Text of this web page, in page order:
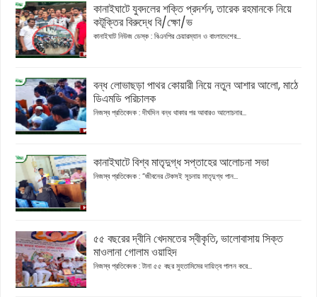
কানাইঘাটে যুবদলের শক্তি প্রদর্শন, তারেক রহমানকে নিয়ে
কটূক্তির বিরুদ্ধে বি/ক্ষো/ভ
কানাইঘাট নিউজ ডেস্ক : বিএনপির চেয়ারম্যান ও বাংলাদেশের...
বন্ধ লোভাছড়া পাথর কোয়ারী নিয়ে নতুন আশার আলো, মাঠে
ডিএমডি পরিচালক
নিজস্ব প্রতিবেদক : দীর্ঘদিন বন্ধ থাকার পর আবারও আলোচনার...
কানাইঘাটে বিশ্ব মাতৃদুগ্ধ সপ্তাহের আলোচনা সভা
নিজস্ব প্রতিবেদক : “জীবনের টেকসই সূচনায় মাতৃদুগ্ধ পান...
৫৫ বছরের দ্বীনি খেদমতের স্বীকৃতি, ভালোবাসায় সিক্ত
মাওলানা গোলাম ওয়াহিদ
নিজস্ব প্রতিবেদক : টানা ৫৫ বছর মুহতামিমের দায়িত্ব পালন করে...